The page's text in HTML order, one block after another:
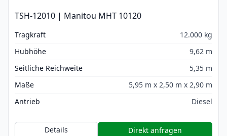
TSH-12010 | Manitou MHT 10120
Tragkraft
12.000 kg
Hubhöhe
9,62 m
Seitliche Reichweite
5,35 m
Maße
5,95 m x 2,50 m x 2,90 m
Antrieb
Diesel
Details Direkt anfragen